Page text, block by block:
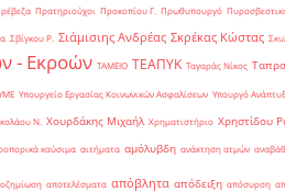
Πρατηριούχοι Προκοπίου Γ. Πρωθυπουργό
Σβίγκου Ρ. Σιάμισιης Ανδρέας Σκρέκας Κώστας
- Εκροών ΤΑΜΕΙΟ ΤΕΑΠΥΚ Ταγαράς Νίκος
Υπουργείο Εργασίας Κοινωνικών Ασφαλίσεων Υπουργό
Ν. Χουρδάκης Μιχαήλ Χρηματιστήριο Χρηστίδου
καύσιμα αιτήματα αμόλυβδη ανάκτηση ατμών
αποτελέσματα απόβλητα απόδειξη απόσυρση